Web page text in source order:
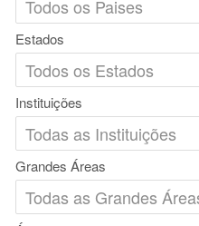
Estados
Instituições
Grandes Áreas